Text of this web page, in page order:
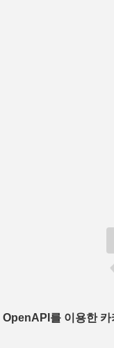
OpenAPI를 이용한